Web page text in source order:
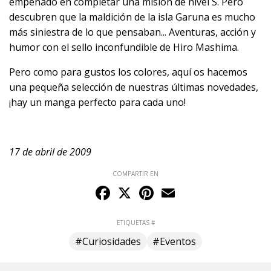
descubren que la maldición de la isla Garuna es mucho
más siniestra de lo que pensaban... Aventuras, acción y
humor con el sello inconfundible de Hiro Mashima.
Pero como para gustos los colores, aquí os hacemos
una pequeña selección de nuestras últimas novedades,
¡hay un manga perfecto para cada uno!
17 de abril de 2009
COMPARTIR EN
Facebook
X Pinterest
ETIQUETAS #
#Curiosidades #Eventos